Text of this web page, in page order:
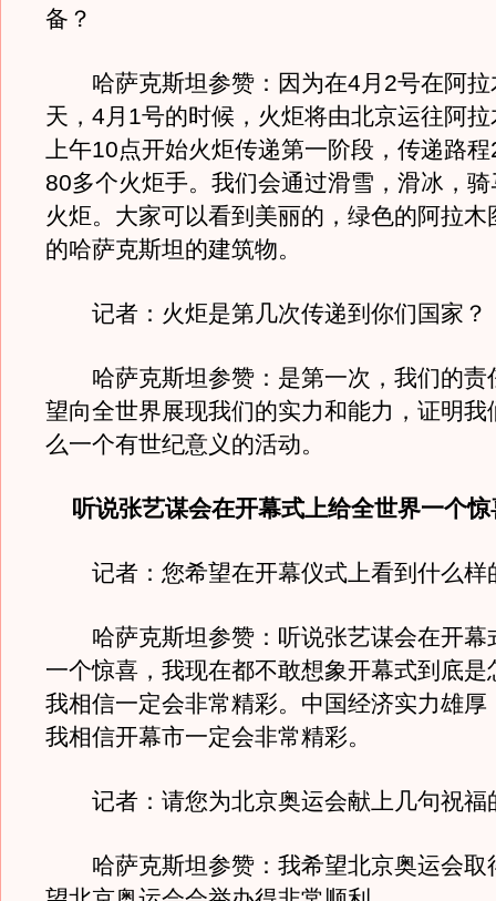
备？
哈萨克斯坦参赞：因为在4月2号在阿拉
天，4月1号的时候，火炬将由北京运往阿
上午10点开始火炬传递第一阶段，传递路
80多个火炬手。我们会通过滑雪，滑冰，
火炬。大家可以看到美丽的，绿色的阿拉木
的哈萨克斯坦的建筑物。
记者：火炬是第几次传递到你们国家？
哈萨克斯坦参赞：是第一次，我们的责
望向全世界展现我们的实力和能力，证明我
么一个有世纪意义的活动。
听说张艺谋会在开幕式上给全世界一个惊
记者：您希望在开幕仪式上看到什么样
哈萨克斯坦参赞：听说张艺谋会在开幕
一个惊喜，我现在都不敢想象开幕式到底是
我相信一定会非常精彩。中国经济实力雄厚
我相信开幕市一定会非常精彩。
记者：请您为北京奥运会献上几句祝福
哈萨克斯坦参赞：我希望北京奥运会取